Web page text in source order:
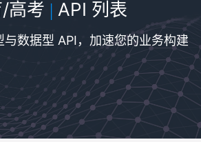
高考 | API 列表
与数据型 API，加速您的业务构建